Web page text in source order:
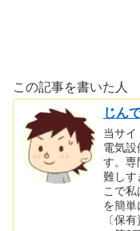
この記事を書いた人
じん
当サイ
電気設
す。専
難しす
こで
を簡単
〔保有